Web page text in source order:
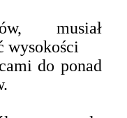
musiał
wysokości
do ponad